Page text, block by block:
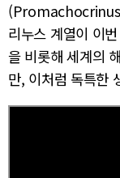
(Promachocrinus
리누스 계열이 이
을 비롯해 세계의
만, 이처럼 독특한